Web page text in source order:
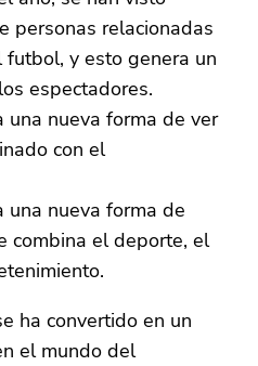
personas relacionadas
y esto genera un
espectadores.
una nueva forma de ver
con el
una nueva forma de
combina el deporte, el
ha convertido en un
el mundo del